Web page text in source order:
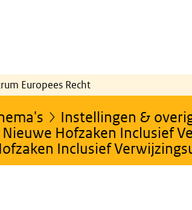
Europees Recht
Instellingen &
Nieuwe Hofzaken Inclusief
Inclusief